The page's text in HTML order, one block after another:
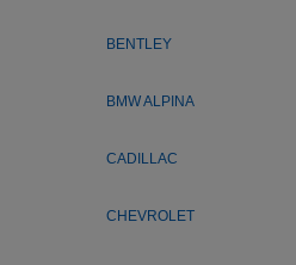
BENTLEY
BMW ALPINA
CADILLAC
CHEVROLET